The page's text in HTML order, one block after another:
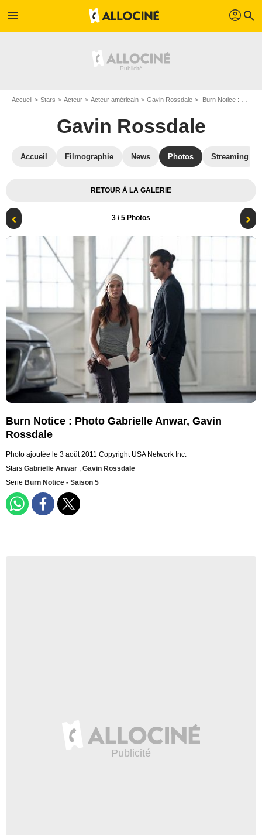
menu profil search
Accueil Stars Acteur Acteur américain Gavin Rossdale Burn Notice : Photo Gabrielle Anwar, Gavin Rossdale
Gavin Rossdale
Accueil Filmographie News Photos Streaming
RETOUR À LA GALERIE
3 / 5 Photos
Burn Notice : Photo Gabrielle Anwar, Gavin
Rossdale
Photo ajoutée le 3 août 2011 Copyright USA Network Inc.
Stars Gabrielle Anwar , Gavin Rossdale
Serie Burn Notice - Saison 5